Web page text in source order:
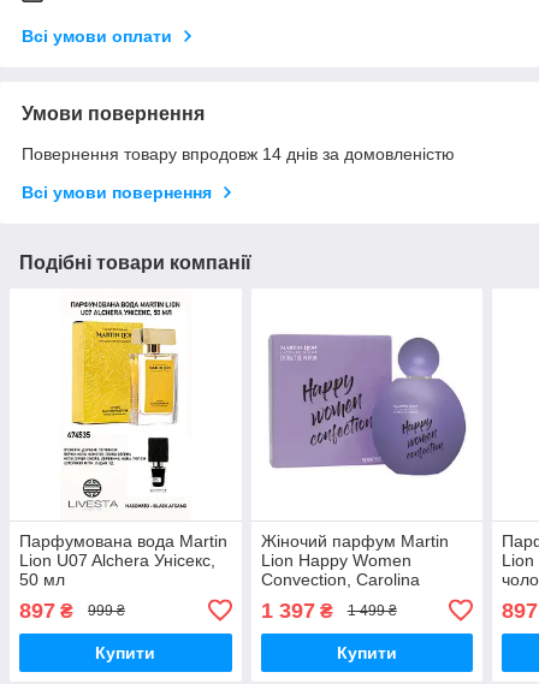
Всі умови оплати
Умови повернення
Повернення товару впродовж 14 днів за домовленістю
Всі умови повернення
Подібні товари компанії
Парфумована вода Martin
Lion U07 Alchera Унісекс,
50 мл
897 ₴ 999 ₴
Купити
Жіночий парфум Martin
Lion Happy Women
Convection, Carolina
Herrera Good Girl, 50 мл
1 397₴ 1 499 ₴
Купити
Lion
897